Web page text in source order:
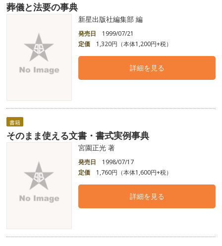
葬儀と法要の事典
新星出版社編集部 編
発売日
1999/07/21
定価
1,320円（本体1,200円+税）
詳細を見る
書籍
そのまま使える文書・書式実例事典
宮園正光 著
発売日
1998/07/17
定価
1,760円（本体1,600円+税）
詳細を見る